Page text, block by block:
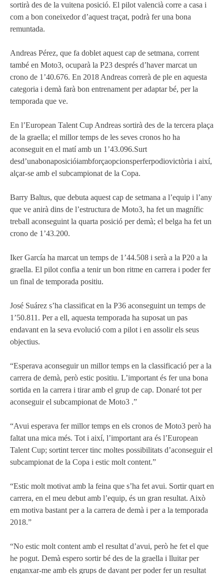
sortirà des de la vuitena posició. El pilot valencià corre a casa i
com a bon coneixedor d’aquest traçat, podrà fer una bona
remuntada.
Andreas Pérez, que fa doblet aquest cap de setmana, corrent
també en Moto3, ocuparà la P23 després d’haver marcat un
crono de 1’40.676. En 2018 Andreas correrà de ple en aquesta
categoria i demà farà bon entrenament per adaptar bé, per la
temporada que ve.
En l’European Talent Cup Andreas sortirà des de la tercera plaça
de la graella; el millor temps de les seves cronos ho ha
aconseguit en el matí amb un 1’43.096.Surt
desd’unabonaposicióiambforçaopcionsperferpodiovictòria i així,
alçar-se amb el subcampionat de la Copa.
Barry Baltus, que debuta aquest cap de setmana a l’equip i l’any
que ve anirà dins de l’estructura de Moto3, ha fet un magnífic
treball aconseguint la quarta posició per demà; el belga ha fet un
crono de 1’43.200.
Iker García ha marcat un temps de 1’44.508 i serà a la P20 a la
graella. El pilot confia a tenir un bon ritme en carrera i poder fer
un final de temporada positiu.
José Suárez s’ha classificat en la P36 aconseguint un temps de
1’50.811. Per a ell, aquesta temporada ha suposat un pas
endavant en la seva evolució com a pilot i en assolir els seus
objectius.
“Esperava aconseguir un millor temps en la classificació per a la
carrera de demà, però estic positiu. L’important és fer una bona
sortida en la carrera i tirar amb el grup de cap. Donaré tot per
aconseguir el subcampionat de Moto3 .”
“Avui esperava fer millor temps en els cronos de Moto3 però ha
faltat una mica més. Tot i així, l’important ara és l’European
Talent Cup; sortint tercer tinc moltes possibilitats d’aconseguir el
subcampionat de la Copa i estic molt content.”
“Estic molt motivat amb la feina que s’ha fet avui. Sortir quart en
carrera, en el meu debut amb l’equip, és un gran resultat. Això
em motiva bastant per a la carrera de demà i per a la temporada
2018.”
“No estic molt content amb el resultat d’avui, però he fet el que
he pogut. Demà espero sortir bé des de la graella i lluitar per
enganxar-me amb els grups de davant per poder fer un resultat